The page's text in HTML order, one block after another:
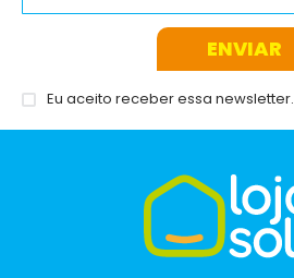
ENVIAR
Eu aceito receber essa newsletter.